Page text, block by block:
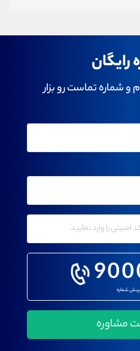
رایگان
و شماره تماست رو بزار
شماره